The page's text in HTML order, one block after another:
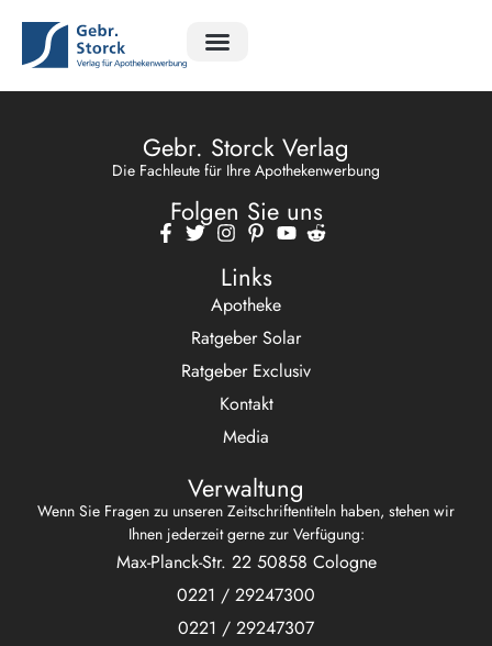
Gebr. Storck Verlag
Die Fachleute für Ihre Apothekenwerbung
Folgen Sie uns
Links
Apotheke
Ratgeber Solar
Ratgeber Exclusiv
Kontakt
Media
Verwaltung
Wenn Sie Fragen zu unseren Zeitschriftentiteln haben, stehen wir
Ihnen jederzeit gerne zur Verfügung:
Max-Planck-Str. 22 50858 Cologne
0221 / 29247300
0221 / 29247307